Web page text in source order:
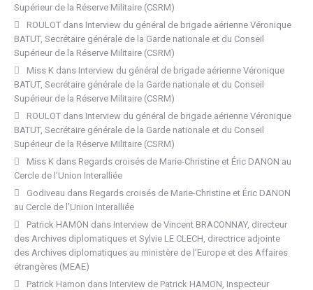
Supérieur de la Réserve Militaire (CSRM)
ROULOT dans Interview du général de brigade aérienne Véronique
BATUT, Secrétaire générale de la Garde nationale et du Conseil
Supérieur de la Réserve Militaire (CSRM)
Miss K dans Interview du général de brigade aérienne Véronique
BATUT, Secrétaire générale de la Garde nationale et du Conseil
Supérieur de la Réserve Militaire (CSRM)
ROULOT dans Interview du général de brigade aérienne Véronique
BATUT, Secrétaire générale de la Garde nationale et du Conseil
Supérieur de la Réserve Militaire (CSRM)
Miss K dans Regards croisés de Marie-Christine et Éric DANON au
Cercle de l’Union Interalliée
Godiveau dans Regards croisés de Marie-Christine et Éric DANON
au Cercle de l’Union Interalliée
Patrick HAMON dans Interview de Vincent BRACONNAY, directeur
des Archives diplomatiques et Sylvie LE CLECH, directrice adjointe
des Archives diplomatiques au ministère de l’Europe et des Affaires
étrangères (MEAE)
Patrick Hamon dans Interview de Patrick HAMON, Inspecteur